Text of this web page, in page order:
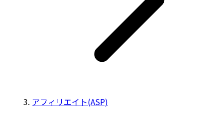
アフィリエイト(ASP)